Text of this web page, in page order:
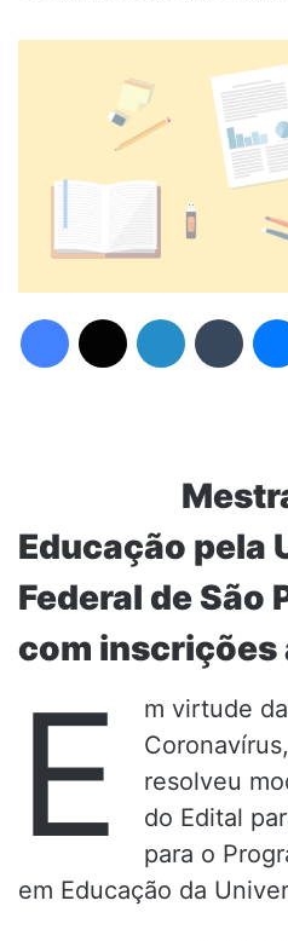
Educação pela
Federal de São
com inscrições
E
m virtude
resolveu
do Edital
para o
em Educação da